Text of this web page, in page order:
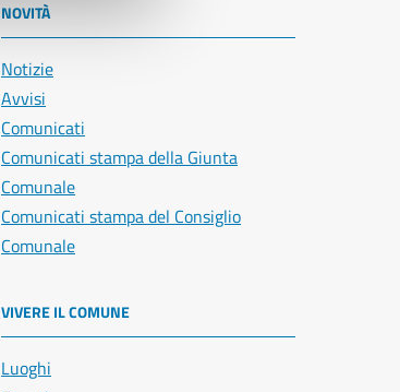
NOVITÀ
Notizie
Avvisi
Comunicati
Comunicati stampa della Giunta
Comunale
Comunicati stampa del Consiglio
Comunale
VIVERE IL COMUNE
Luoghi